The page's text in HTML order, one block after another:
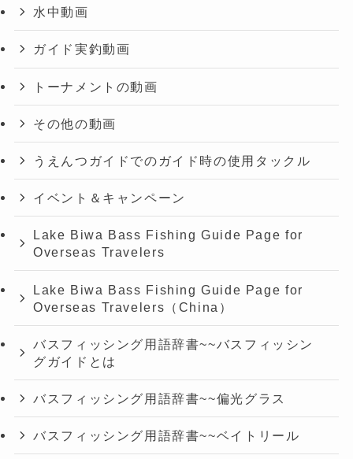
水中動画
ガイド実釣動画
トーナメントの動画
その他の動画
うえんつガイドでのガイド時の使用タックル
イベント＆キャンペーン
Lake Biwa Bass Fishing Guide Page for
Overseas Travelers
Lake Biwa Bass Fishing Guide Page for
Overseas Travelers（China）
バスフィッシング用語辞書~~バスフィッシン
グガイドとは
バスフィッシング用語辞書~~偏光グラス
バスフィッシング用語辞書~~ベイトリール